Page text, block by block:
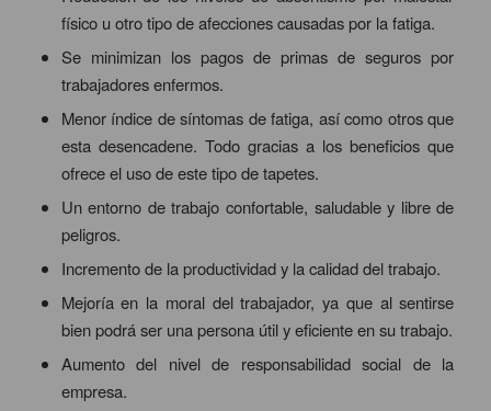
físico u otro tipo de afecciones causadas por la fatiga.
Se minimizan los pagos de primas de seguros por
trabajadores enfermos.
Menor índice de síntomas de fatiga, así como otros que
esta desencadene. Todo gracias a los beneficios que
ofrece el uso de este tipo de tapetes.
Un entorno de trabajo confortable, saludable y libre de
peligros.
Incremento de la productividad y la calidad del trabajo.
Mejoría en la moral del trabajador, ya que al sentirse
bien podrá ser una persona útil y eficiente en su trabajo.
Aumento del nivel de responsabilidad social de la
empresa.